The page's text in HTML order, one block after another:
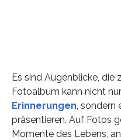
Es sind Augenblicke, die
Fotoalbum kann nicht
Erinnerungen, sondern
präsentieren. Auf Fotos
Momente des Lebens,